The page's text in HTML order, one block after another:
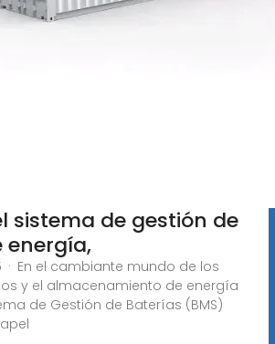
sistema de gestión de
energía,
· En el cambiante mundo de los
y el almacenamiento de energía
de Gestión de Baterías (BMS)